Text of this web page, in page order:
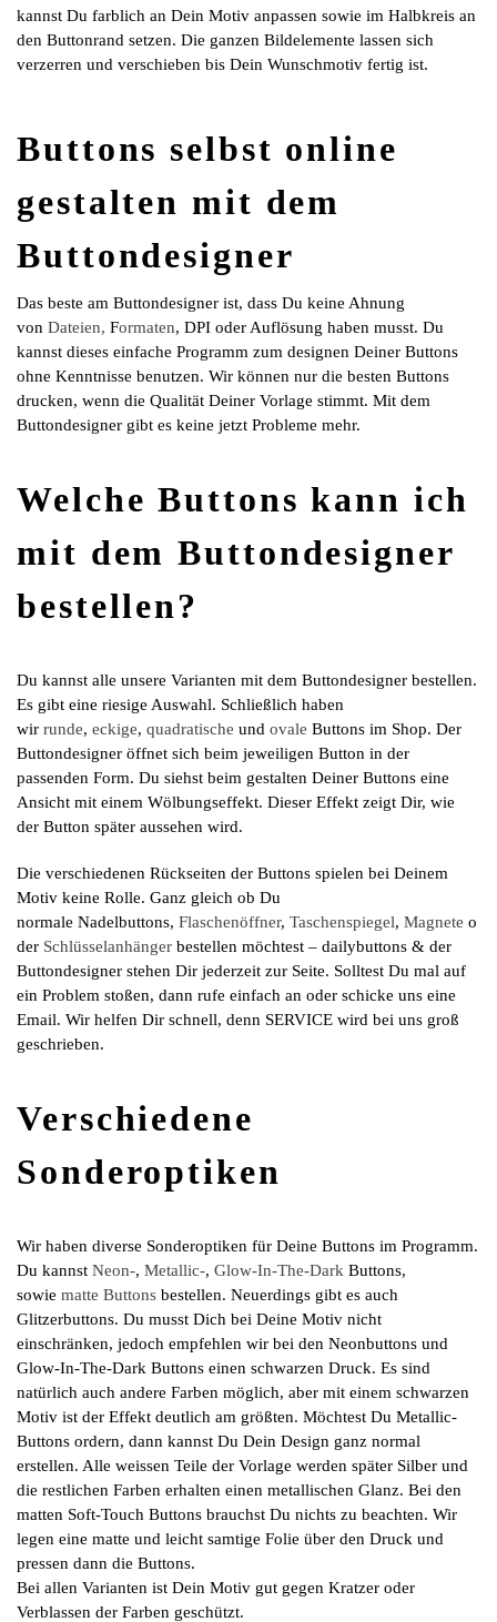
kannst Du farblich an Dein Motiv anpassen sowie im Halbkreis an
den Buttonrand setzen. Die ganzen Bildelemente lassen sich
verzerren und verschieben bis Dein Wunschmotiv fertig ist.
Buttons selbst online
gestalten mit dem
Buttondesigner
Das beste am Buttondesigner ist, dass Du keine Ahnung
von Dateien, Formaten, DPI oder Auflösung haben musst. Du
kannst dieses einfache Programm zum designen Deiner Buttons
ohne Kenntnisse benutzen. Wir können nur die besten Buttons
drucken, wenn die Qualität Deiner Vorlage stimmt. Mit dem
Buttondesigner gibt es keine jetzt Probleme mehr.
Welche Buttons kann ich
mit dem Buttondesigner
bestellen?
Du kannst alle unsere Varianten mit dem Buttondesigner bestellen.
Es gibt eine riesige Auswahl. Schließlich haben
wir runde, eckige, quadratische und ovale Buttons im Shop. Der
Buttondesigner öffnet sich beim jeweiligen Button in der
passenden Form. Du siehst beim gestalten Deiner Buttons eine
Ansicht mit einem Wölbungseffekt. Dieser Effekt zeigt Dir, wie
der Button später aussehen wird.
Die verschiedenen Rückseiten der Buttons spielen bei Deinem
Motiv keine Rolle. Ganz gleich ob Du
normale Nadelbuttons, Flaschenöffner, Taschenspiegel, Magnete o
der Schlüsselanhänger bestellen möchtest – dailybuttons & der
Buttondesigner stehen Dir jederzeit zur Seite. Solltest Du mal auf
ein Problem stoßen, dann rufe einfach an oder schicke uns eine
Email. Wir helfen Dir schnell, denn SERVICE wird bei uns groß
geschrieben.
Verschiedene
Sonderoptiken
Wir haben diverse Sonderoptiken für Deine Buttons im Programm.
Du kannst Neon-, Metallic-, Glow-In-The-Dark Buttons,
sowie matte Buttons bestellen. Neuerdings gibt es auch
Glitzerbuttons. Du musst Dich bei Deine Motiv nicht
einschränken, jedoch empfehlen wir bei den Neonbuttons und
Glow-In-The-Dark Buttons einen schwarzen Druck. Es sind
natürlich auch andere Farben möglich, aber mit einem schwarzen
Motiv ist der Effekt deutlich am größten. Möchtest Du Metallic-
Buttons ordern, dann kannst Du Dein Design ganz normal
erstellen. Alle weissen Teile der Vorlage werden später Silber und
die restlichen Farben erhalten einen metallischen Glanz. Bei den
matten Soft-Touch Buttons brauchst Du nichts zu beachten. Wir
legen eine matte und leicht samtige Folie über den Druck und
pressen dann die Buttons.
Bei allen Varianten ist Dein Motiv gut gegen Kratzer oder
Verblassen der Farben geschützt.